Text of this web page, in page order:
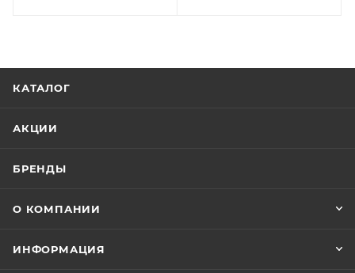
КАТАЛОГ
АКЦИИ
БРЕНДЫ
О КОМПАНИИ
ИНФОРМАЦИЯ